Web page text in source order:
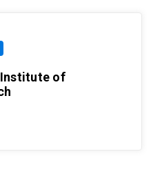
Institute of